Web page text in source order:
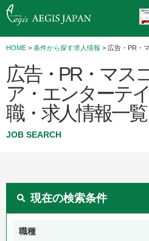
HOME > 条件から探す求人情報 > 広告・PR・
広告・PR・マス
ア・エンターテ
職・求人情報一覧
JOB SEARCH
現在の検索条件
職種